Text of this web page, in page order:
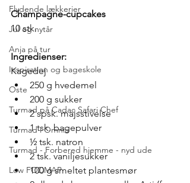
Flydende lækkerier
Jul og nytår
Anja på tur
Inspiration og bageskole
Oste
Turmad på Cadac Safari Chef
Turmad i Omnia
Turmad - Forbered hjemme - nyd ude
Low FODMAP
Champagne-cupcakes
10 stk.
Ingredienser:
Kagedej
250 g hvedemel
200 g sukker
2 spsk. majsstivelse
1 tsk. bagepulver
½ tsk. natron
2 tsk. vaniljesukker
100 g smeltet plantesmør